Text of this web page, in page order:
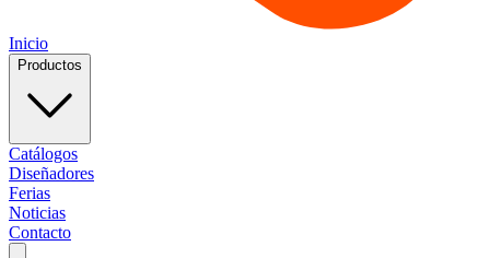
Inicio
Productos
Catálogos
Diseñadores
Ferias
Noticias
Contacto